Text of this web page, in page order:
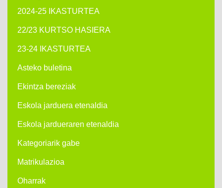
2024-25 IKASTURTEA
22/23 KURTSO HASIERA
23-24 IKASTURTEA
Asteko buletina
Ekintza bereziak
Eskola jarduera etenaldia
Eskola jardueraren etenaldia
Kategoriarik gabe
Matrikulazioa
Oharrak